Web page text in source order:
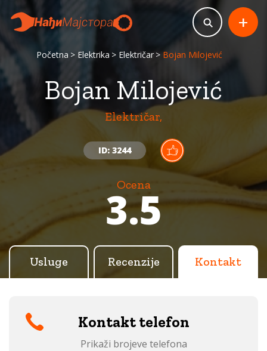
Početna Elektrika Električar Bojan Milojević
Bojan Milojević
Električar,
ID: 3244
Ocena
3.5
+
Usluge Recenzije Kontakt
Kontakt telefon
Prikaži brojeve telefona